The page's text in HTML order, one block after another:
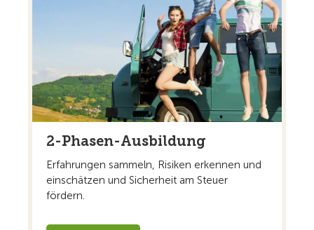
2-Phasen-Ausbildung
Erfahrungen sammeln, Risiken erkennen und
einschätzen und Sicherheit am Steuer
fördern.